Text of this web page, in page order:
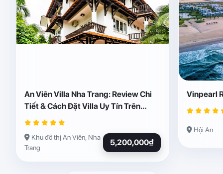
An Viên Villa Nha Trang: Review Chi
Tiết & Cách Đặt Villa Uy Tín Trên
Abogo
Khu đô thị An Viên, Nha
Trang
5,200,000₫
Vinpearl
Hội An